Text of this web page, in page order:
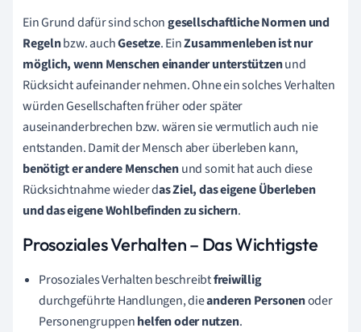
Ein Grund dafür sind schongesellschaftliche Normen und
Regelnbzw. auchGesetze. EinZusammenleben ist nur
möglich, wenn Menschen einander unterstützenund
Rücksicht aufeinander nehmen. Ohne ein solches Verhalten
würden Gesellschaften früher oder später
auseinanderbrechen bzw. wären sie vermutlich auch nie
entstanden. Damit der Mensch aber überleben kann,
benötigt er andere Menschenund somit hat auch diese
Rücksichtnahme wieder das Ziel, das eigene Überleben
und das eigene Wohlbefinden zu sichern.
Prosoziales Verhalten – Das Wichtigste
Prosoziales Verhalten beschreibtfreiwillig
durchgeführte Handlungen, dieanderen Personenoder
Personengruppenhelfen oder nutzen.